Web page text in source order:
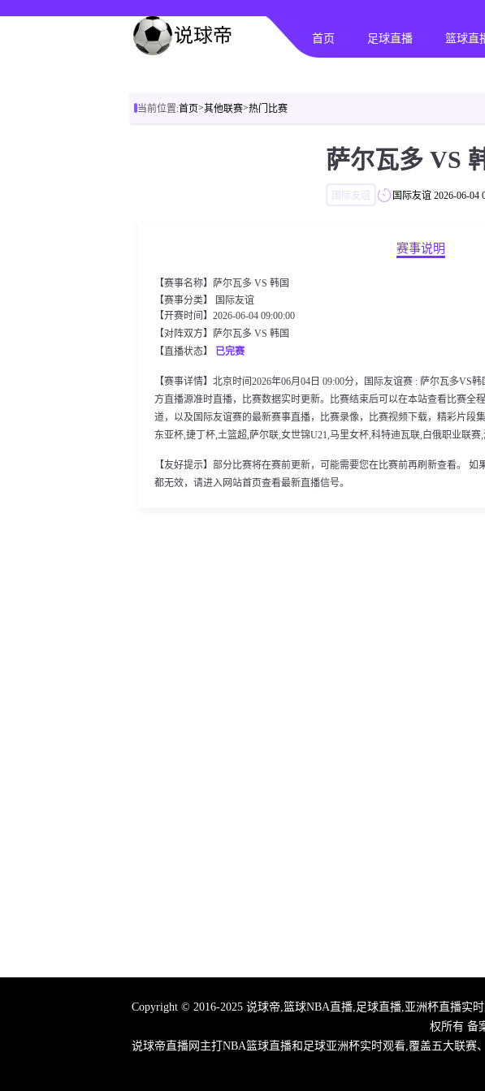
首页 足球直播 篮球直
当前位置:首页>其他联赛>热门比赛
萨尔瓦多 VS
国际友谊 国际友谊 2026-06-04
赛事说明
【赛事名称】萨尔瓦多 VS 韩国
【赛事分类】
国际友谊
【开赛时间】2026-06-04 09:00:00
【对阵双方】萨尔瓦多 VS 韩国
【直播状态】 已完赛
【赛事详情】北京时间2026年06月04日 09:00分，国际友谊赛 : 萨尔瓦多VS
方直播源准时直播，比赛数据实时更新。比赛结束后可以在本站查看比赛全
道，以及国际友谊赛的最新赛事直播，比赛录像，比赛视频下载，精彩片段
东亚杯,捷丁杯,土篮超,萨尔联,女世锦U21,马里女杯,科特迪瓦联,白俄职业联赛,
【友好提示】部分比赛将在赛前更新，可能需要您在比赛前再刷新查看。
都无效，请进入网站首页查看最新直播信号。
Copyright © 2016-2025 说球帝,篮球NBA直播,足球直播,亚洲杯直播
权所有 备
说球帝直播网主打NBA篮球直播和足球亚洲杯实时观看,覆盖五大联